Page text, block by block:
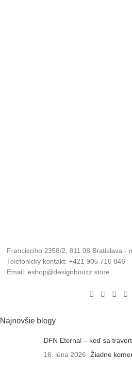
Francisciho 2358/2, 811 08 Bratislava -
Telefonický kontakt: +421 905 710 046
Email: eshop@designhouzz.store
Najnovšie blogy
DFN Eternal – keď sa
16. júna 2026
Žiadne